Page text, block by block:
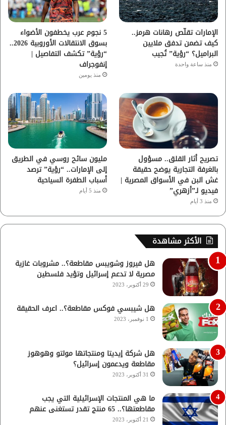
ك
ب
ر
م
الإمارات تقلّص رهانات هرمز..
كيف تضمن تدفق ملايين
البراميل؟ “رؤية” تُجيب
منذ ساعة واحدة
5 نجوم عرب يخطفون الأضواء
بسوق الانتقالات الأوروبية 2026..
“رؤية” تكشف التفاصيل |
إنفوجراف
منذ يومين
تصريح أثار القلق.. مسؤول
بالغرفة التجارية يوضح حقيقة
غش البن في الأسواق المصرية |
فيديو لـ”أزهري”
منذ 3 أيام
مليون سائح روسي في الطريق
إلى الإمارات.. “رؤية” ترصد
أسباب الطفرة السياحية
منذ 5 أيام
الأكثر مشاهدة
هل فيروز وشويبس مقاطعة؟.. مشروبات غازية
مصرية لا تدعم إسرائيل وتؤيد فلسطين
29 أكتوبر، 2023
هل شيبسي فوكس مقاطعة؟.. اعرف الحقيقة
1 نوفمبر، 2023
هل شركة إيديتا ومنتجاتها مولتو وهوهوز
مقاطعة ويدعمون إسرائيل؟
31 أكتوبر، 2023
ما هي المنتجات الإسرائيلية التي يجب
مقاطعتها؟.. 65 منتج تقدر تستغنى عنهم
21 أكتوبر، 2023